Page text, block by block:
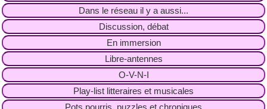
Dans le réseau il y a aussi...
Discussion, débat
En immersion
Libre-antennes
O-V-N-I
Play-list litteraires et musicales
Pots pourris, puzzles et chroniques